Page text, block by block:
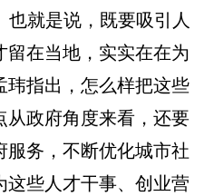
也就是说，既要吸引人
在当地，实实在在为
玮指出，怎么样把这些
从政府角度来看，还要
务，不断优化城市社
些人才干事、创业营